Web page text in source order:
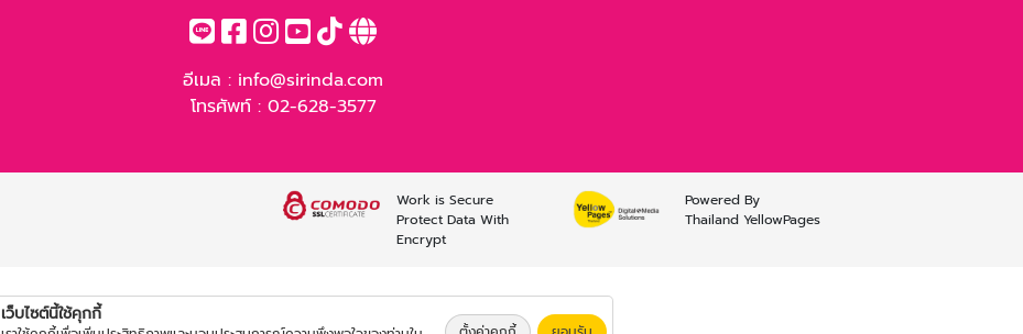
อีเมล : info@sirinda.com
โทรศัพท์ : 02-628-3577
Work is Secure
Protect Data With
Encrypt
Powered By
Thailand YellowPages
เว็บไซต์นี้ใช้คุกกี้